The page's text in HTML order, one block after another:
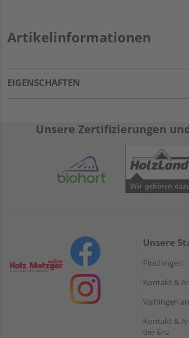
Artikelinformationen
EIGENSCHAFTEN
Unsere Zertifizierungen
Unsere
Plochingen
Kontakt &
Vaihingen
Kontakt &
der Enz